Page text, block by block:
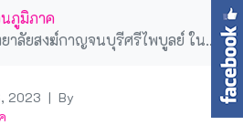
ภูมิภาค
นบุรีศรีไพบูลย์ ในช่วงแผนพัฒนาอุดมศึกษาระยะที่ ๑๓
2023
By